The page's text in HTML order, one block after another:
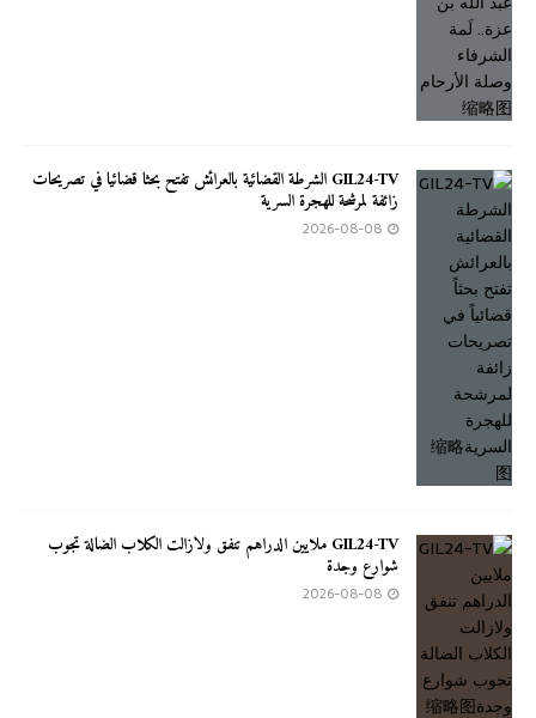
GIL24-TV الشرطة القضائية بالعرائش تفتح بحثاً قضائياً في تصريحات
زائفة لمرشحة للهجرة السرية
2026-08-08
GIL24-TV ملايين الدراهم تنفق ولازالت الكلاب الضالة تجوب
شوارع وجدة
2026-08-08